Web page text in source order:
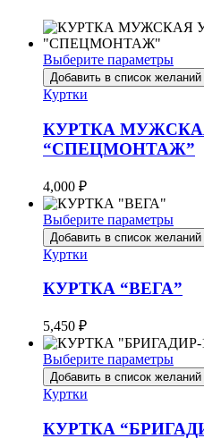
Выберите параметры
Этот
товар
имеет
несколько
вариаций.
Опции
выбрать
на
странице
товара.
Добавить в список желаний
Куртки
КУРТКА
“СПЕЦМОНТАЖ”
4,000 ₽
Выберите параметры
Этот
товар
имеет
несколько
вариаций.
можно
выбрать
на
странице
товара.
Добавить в список желаний
Куртки
КУРТКА “ВЕГА”
5,450 ₽
Выберите параметры
Этот
товар
имеет
несколько
вариаций.
Добавить в список желаний
Куртки
КУРТКА